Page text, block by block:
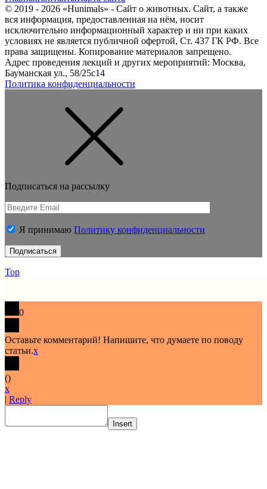
© 2019 - 2026 «Hunimals» - Сайт о животных. Сайт, а также
вся информация, предоставленная на нём, носит
исключительно информационный характер и ни при каких
условиях не является публичной офертой, Ст. 437 ГК РФ. Все
права защищены. Копирование материалов запрещено.
Адрес проведения лекций и других мероприятий: Москва,
Бауманская ул., 58/25с14
Политика конфиденциальности
Подписаться на рассылку
Я принимаю Политику конфиденциальности
Top
0
Оставьте комментарий! Напишите, что думаете по поводу
статьи.x
()
x
| Reply
Insert